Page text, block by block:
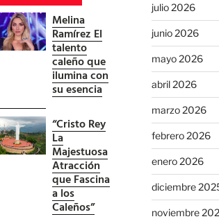
Melina
Ramírez El
talento
caleño que
ilumina con
su esencia
“Cristo Rey
La
Majestuosa
Atracción
que Fascina
a los
Caleños”
julio 2026
junio 2026
mayo 2026
abril 2026
marzo 2026
febrero 2026
enero 2026
diciembre
noviembre